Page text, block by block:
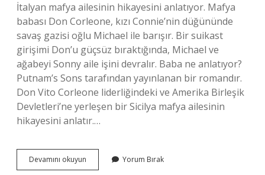
İtalyan mafya ailesinin hikayesini anlatıyor. Mafya
babası Don Corleone, kızı Connie’nin düğününde
savaş gazisi oğlu Michael ile barışır. Bir suikast
girişimi Don’u güçsüz bıraktığında, Michael ve
ağabeyi Sonny aile işini devralır. Baba ne anlatıyor?
Putnam’s Sons tarafından yayınlanan bir romandır.
Don Vito Corleone liderliğindeki ve Amerika Birleşik
Devletleri’ne yerleşen bir Sicilya mafya ailesinin
hikayesini anlatır.…
Devamını okuyun
Filmi
Yorum Bırak